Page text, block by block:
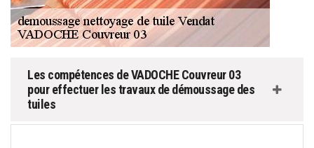
Les compétences de VADOCHE Couvreur 03
pour effectuer les travaux de démoussage des
tuiles